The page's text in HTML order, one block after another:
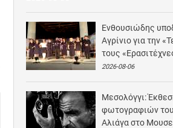
Ενθουσιώδης
Αγρίνιο για την
τους
2026-08-06
Μεσολόγγι:
φωτογραφιών
Αλιάγα στο